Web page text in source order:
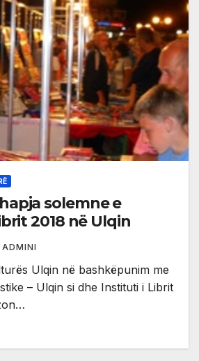
solemne e
2018 në Ulqin
ADMINI
Ulqin në bashkëpunim me
– Ulqin si dhe Instituti i Librit